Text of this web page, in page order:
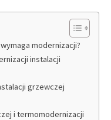
modernizacji?
instalacji
grzewczej
i termomodernizacji